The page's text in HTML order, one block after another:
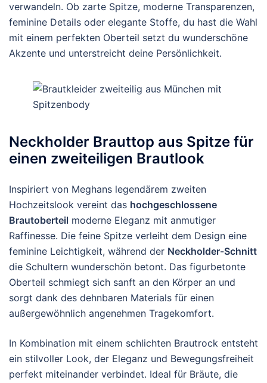
verwandeln. Ob zarte Spitze, moderne Transparenzen,
feminine Details oder elegante Stoffe, du hast die Wahl
mit einem perfekten Oberteil setzt du wunderschöne
Akzente und unterstreicht deine Persönlichkeit.
Neckholder Brauttop aus Spitze für
einen zweiteiligen Brautlook
Inspiriert von Meghans legendärem zweiten
Hochzeitslook vereint das hochgeschlossene
Brautoberteil moderne Eleganz mit anmutiger
Raffinesse. Die feine Spitze verleiht dem Design eine
feminine Leichtigkeit, während der Neckholder-Schnitt
die Schultern wunderschön betont. Das figurbetonte
Oberteil schmiegt sich sanft an den Körper an und
sorgt dank des dehnbaren Materials für einen
außergewöhnlich angenehmen Tragekomfort.
In Kombination mit einem schlichten Brautrock entsteht
ein stilvoller Look, der Eleganz und Bewegungsfreiheit
perfekt miteinander verbindet. Ideal für Bräute, die